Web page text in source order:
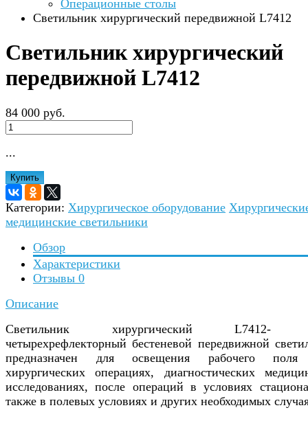
Операционные столы
Светильник хирургический передвижной L7412
Светильник хирургический
передвижной L7412
84 000 руб.
...
Купить
Категории: Хирургическое оборудование
медицинские светильники
Обзор
Характеристики
Отзывы 0
Описание
Светильник хирургический L7412-
четырехрефлекторный бестеневой передвижной
предназначен для освещения рабочего
хирургических операциях, диагностических
исследованиях, после операций в условиях
также в полевых условиях и других необходимых